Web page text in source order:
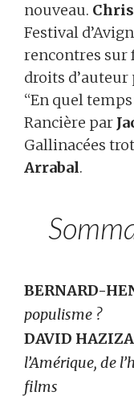
nouveau.
Festival
rencontres sur
droits d’auteur
“En quel
Rancière par
Gallinacées
Arrabal.
BERNARD-
populisme ?
DAVID HAZIZA
l’Amérique, de
films